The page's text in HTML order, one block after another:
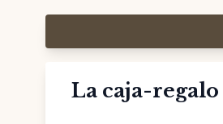
La caja-